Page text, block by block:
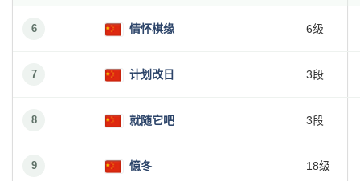
6 情怀棋缘 6级
7 计划改日 3段
8 就随它吧 3段
9 憶冬 18级